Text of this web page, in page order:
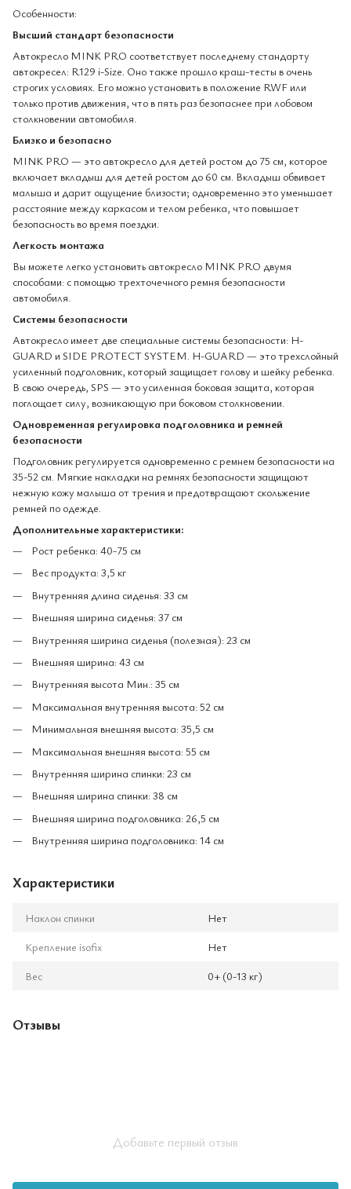
Особенности:
Высший стандарт безопасности
Автокресло MINK PRO соответствует последнему стандарту
автокресел: R129 i-Size. Оно также прошло краш-тесты в очень
строгих условиях. Его можно установить в положение RWF или
только против движения, что в пять раз безопаснее при лобовом
столкновении автомобиля.
Близко и безопасно
MINK PRO — это автокресло для детей ростом до 75 см, которое
включает вкладыш для детей ростом до 60 см. Вкладыш обвивает
малыша и дарит ощущение близости; одновременно это уменьшает
расстояние между каркасом и телом ребенка, что повышает
безопасность во время поездки.
Легкость монтажа
Вы можете легко установить автокресло MINK PRO двумя
способами: с помощью трехточечного ремня безопасности
автомобиля.
Системы безопасности
Автокресло имеет две специальные системы безопасности: H-
GUARD и SIDE PROTECT SYSTEM. H-GUARD — это трехслойный
усиленный подголовник, который защищает голову и шейку ребенка.
В свою очередь, SPS — это усиленная боковая защита, которая
поглощает силу, возникающую при боковом столкновении.
Одновременная регулировка подголовника и ремней
безопасности
Подголовник регулируется одновременно с ремнем безопасности на
35-52 см. Мягкие накладки на ремнях безопасности защищают
нежную кожу малыша от трения и предотвращают скольжение
ремней по одежде.
Дополнительные характеристики:
Рост ребенка: 40-75 см
Вес продукта: 3,5 кг
Внутренняя длина сиденья: 33 см
Внешняя ширина сиденья: 37 см
Внутренняя ширина сиденья (полезная): 23 см
Внешняя ширина: 43 см
Внутренняя высота Мин.: 35 см
Максимальная внутренняя высота: 52 см
Минимальная внешняя высота: 35,5 см
Максимальная внешняя высота: 55 см
Внутренняя ширина спинки: 23 см
Внешняя ширина спинки: 38 см
Внешняя ширина подголовника: 26,5 см
Внутренняя ширина подголовника: 14 см
Характеристики
Наклон спинки
Нет
Крепление isofix
Нет
Вес
0+ (0-13 кг)
Отзывы
Добавьте первый отзыв